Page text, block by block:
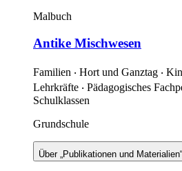
Malbuch
Antike Mischwesen
Familien ‧ Hort und Ganztag ‧
Lehrkräfte ‧ Pädagogisches
Schulklassen
Grundschule
Über „Publikationen und Materialien“